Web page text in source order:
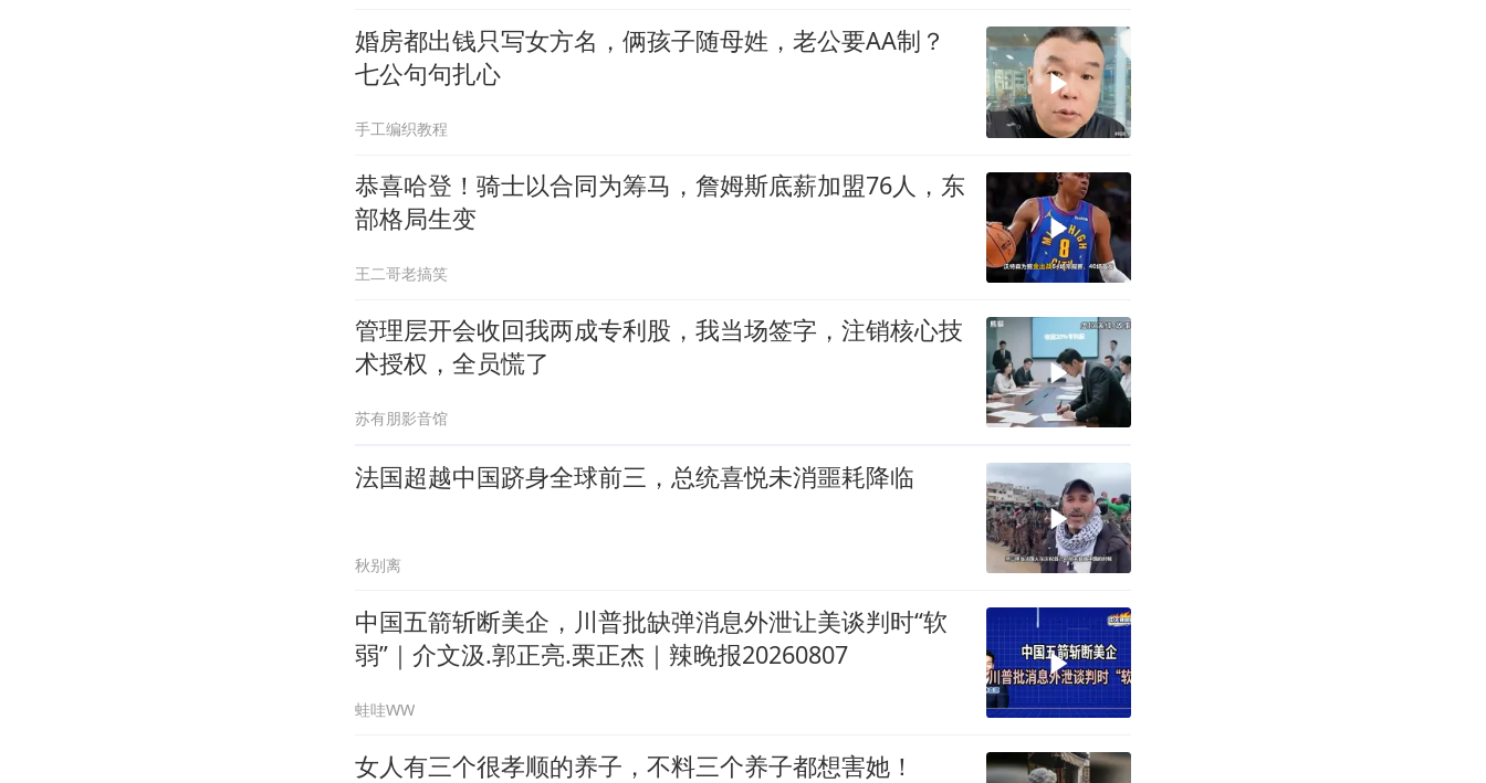
婚房都出钱只写女方名，俩孩子随母姓，老公要AA制？
七公句句扎心
手工编织教程
恭喜哈登！骑士以合同为筹马，詹姆斯底薪加盟76人，东
部格局生变
王二哥老搞笑
管理层开会收回我两成专利股，我当场签字，注销核心技
术授权，全员慌了
苏有朋影音馆
法国超越中国跻身全球前三，总统喜悦未消噩耗降临
秋别离
中国五箭斩断美企，川普批缺弹消息外泄让美谈判时“软
弱”｜介文汲.郭正亮.栗正杰｜辣晚报20260807
蛙哇WW
女人有三个很孝顺的养子，不料三个养子都想害她！